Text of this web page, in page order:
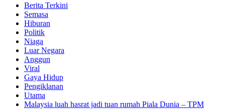
Berita Terkini
Semasa
Hiburan
Politik
Niaga
Luar Negara
Anggun
Viral
Gaya Hidup
Pengiklanan
Utama
Malaysia luah hasrat jadi tuan rumah Piala Dunia – TPM